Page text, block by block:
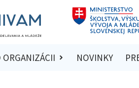
ORGANIZÁCII NOVINKY